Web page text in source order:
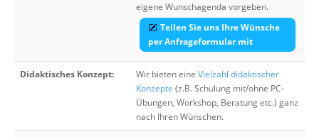
eigene Wunschagenda vorgeben.
Teilen Sie uns Ihre Wünsche
per Anfrageformular mit
Didaktisches Konzept: Wir bieten eine Vielzahl didaktischer
Konzepte (z.B. Schulung mit/ohne PC-
Übungen, Workshop, Beratung etc.) ganz
nach Ihren Wünschen.